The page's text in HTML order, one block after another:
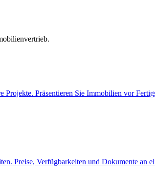
Präsentieren Sie Immobilien vor
Preise, Verfügbarkeiten und Dokumente an